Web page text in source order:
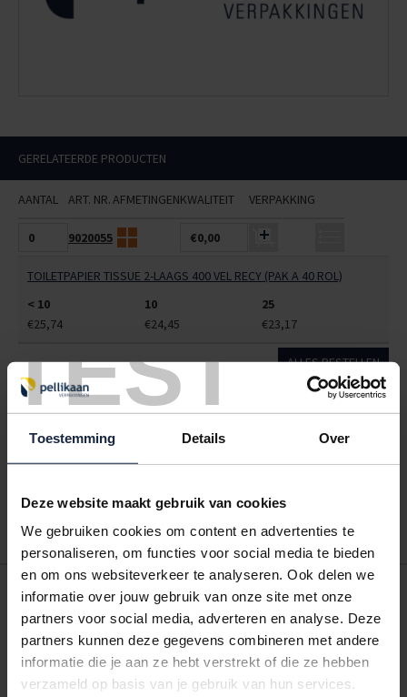
TEST
Toestemming Details Over
Deze website maakt gebruik van cookies
We gebruiken cookies om content en advertenties te
personaliseren, om functies voor social media te bieden
en om ons websiteverkeer te analyseren. Ook delen we
informatie over jouw gebruik van onze site met onze
partners voor social media, adverteren en analyse. Deze
partners kunnen deze gegevens combineren met andere
informatie die je aan ze hebt verstrekt of die ze hebben
verzameld op basis van je gebruik van hun services.
GERELATEERDE PRODUCTEN
AANTAL ART. NR.AFMETINGENKWALITEIT VERPAKKING
9020055 €0,00
TOILETPAPIER TISSUE 2-LAAGS 400 VEL RECY (PAK A 40 ROL)
< 10
10
25
€25,74
€24,45 €23,17
ALLES BESTELLEN
Wanneer u bent ingelogd, kunt u een eigen bestellijst maken.
Gebruik bestel- en offertelijsten om eenvoudig en snel producten
account. Dat pakt altijd goed uit voor uw administratie!
POSTDOOS BEDRUKKEN
Voor een veilige verzending
VOOR BOEKEN TOT ONDERDELEN
EXTRA STEVIG